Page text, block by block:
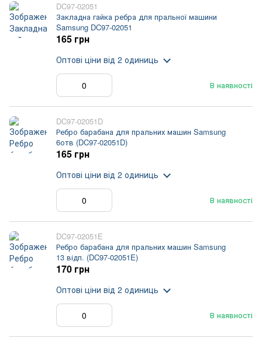
DC97-02051
Закладна гайка ребра для пральної машини
Samsung DC97-02051
В наявності
165 грн
Оптові ціни від 2 одиниць
DC97-02051D
Ребро барабана для пральних машин Samsung
6отв (DC97-02051D)
В наявності
165 грн
Оптові ціни від 2 одиниць
DC97-02051E
Ребро барабана для пральних машин Samsung
13 відп. (DC97-02051E)
В наявності
170 грн
Оптові ціни від 2 одиниць